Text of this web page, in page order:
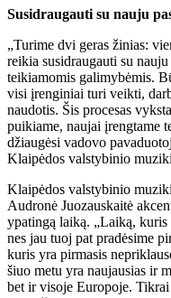
Susidraugauti su nauju
„Turime dvi geras žinias:
reikia susidraugauti su
teikiamomis galimybėmis.
visi įrenginiai turi veikti,
naudotis. Šis procesas
puikiame, naujai įrengtame
džiaugėsi vadovo
Klaipėdos valstybinio
Klaipėdos valstybinio
Audronė Juozauskaitė
ypatingą laiką. „Laiką,
nes jau tuoj pat pradėsime
kuris yra pirmasis
šiuo metu yra naujausias ir
bet ir visoje Europoje. Tikrai